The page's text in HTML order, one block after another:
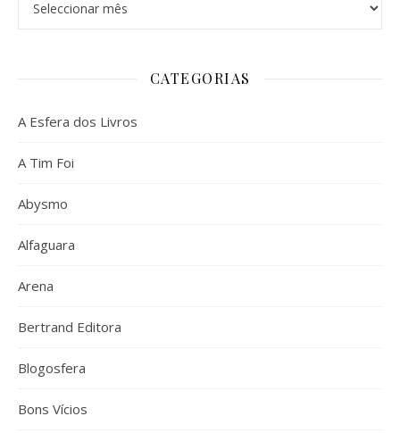
CATEGORIAS
A Esfera dos Livros
A Tim Foi
Abysmo
Alfaguara
Arena
Bertrand Editora
Blogosfera
Bons Vícios